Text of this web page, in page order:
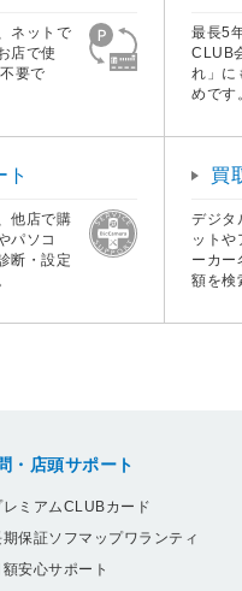
ネットで
店で使
要で
最長5
CLUB
れ」に
めです
ト
他店で購
パソコ
断・設定
買
デジタ
ットや
ーカー
額を検
・店頭サポート
レミアムCLUBカード
期保証ソフマップワランティ
額安心サポート